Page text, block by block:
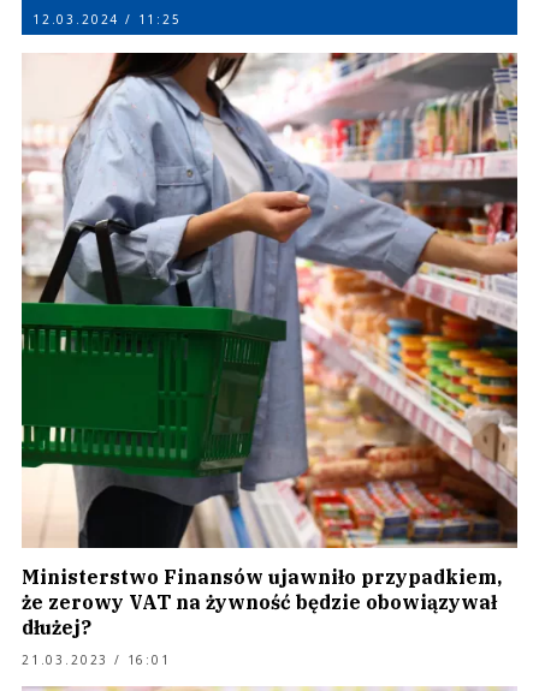
12.03.2024 / 11:25
Ministerstwo Finansów ujawniło przypadkiem,
że zerowy VAT na żywność będzie obowiązywał
dłużej?
21.03.2023 / 16:01